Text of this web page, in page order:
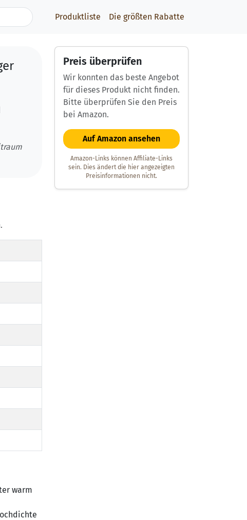
Produktliste Die größten Rabatte
warm
Preis überprüfen
Wir konnten das beste Angebot
für dieses Produkt nicht finden.
Bitte überprüfen Sie den Preis
bei Amazon.
Auf Amazon ansehen
Amazon-Links können Affiliate-Links
sein. Dies ändert die hier angezeigten
Preisinformationen nicht.